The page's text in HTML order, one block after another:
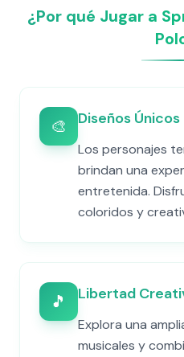
¿Por qué Jugar a
🎨 Diseños Únicos
Los personajes
brindan una
entretenida.
coloridos y
🎵 Libertad
Explora una
musicales y